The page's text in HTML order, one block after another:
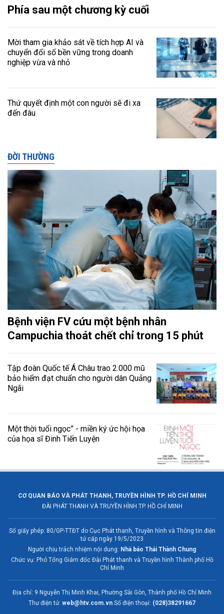
Phía sau một chương kỳ cuối
Mời tham gia khảo sát về tích hợp AI và
chuyển đổi số bền vững trong doanh
nghiệp vừa và nhỏ
Thứ quyết định một con người sẽ đi xa
đến đâu
ĐỜI THƯỜNG
Bệnh viện FV cứu một bệnh nhân
Campuchia thoát chết chỉ trong 15 phút
Tập đoàn Quốc tế Á Châu trao 2.000 mũ
bảo hiểm đạt chuẩn cho người dân Quảng
Ngãi
Một thời tuổi ngọc” - miền ký ức hội họa
của họa sĩ Đinh Tiến Luyện
CƠ QUAN BÁO VÀ PHÁT THANH, TRUYỀN HÌNH TP. HỒ CHÍ MINH
ĐÀI PHÁT THANH VÀ TRUYỀN HÌNH TP. HỒ CHÍ MINH
Số giấy phép: 80/GP-TTĐT do Cục Phát thanh, Truyền hình và Thông tin điện
tử cấp ngày 19/5/2023
Người chịu trách nhiệm nội dung: Nhà báo Thái Thành Chung
Chức vụ: Phó Tổng Giám đốc Đài Phát thanh và Truyền hình Thành phố Hồ
Chí Minh
Địa chỉ: 9 Nguyễn Thị Minh Khai, Phường Sài Gòn, Thành phố Hồ Chí Minh
Thư điện tử: web@htv.com.vn Số điện thoại: (028)38291667